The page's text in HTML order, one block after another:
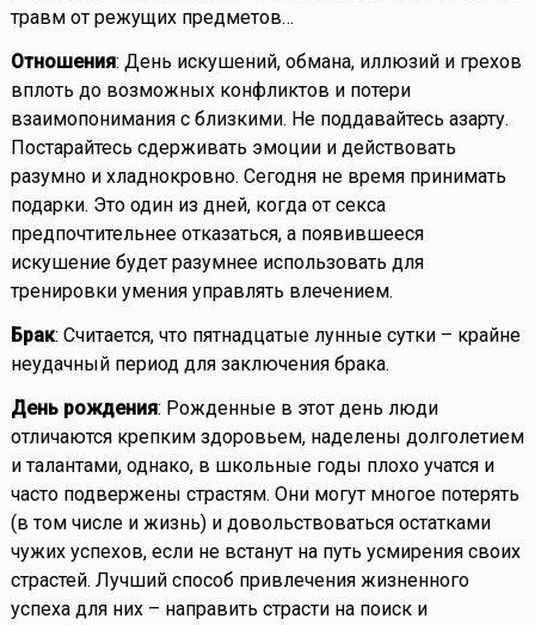
травм от режущих предметов…
Отношения: День искушений, обмана, иллюзий и грехов
вплоть до возможных конфликтов и потери
взаимопонимания с близкими. Не поддавайтесь азарту.
Постарайтесь сдерживать эмоции и действовать
разумно и хладнокровно. Сегодня не время принимать
подарки. Это один из дней, когда от секса
предпочтительнее отказаться, а появившееся
искушение будет разумнее использовать для
тренировки умения управлять влечением.
Брак: Считается, что пятнадцатые лунные сутки – крайне
неудачный период для заключения брака.
День рождения: Рожденные в этот день люди
отличаются крепким здоровьем, наделены долголетием
и талантами, однако, в школьные годы плохо учатся и
часто подвержены страстям. Они могут многое потерять
(в том числе и жизнь) и довольствоваться остатками
чужих успехов, если не встанут на путь усмирения своих
страстей. Лучший способ привлечения жизненного
успеха для них – направить страсти на поиск и